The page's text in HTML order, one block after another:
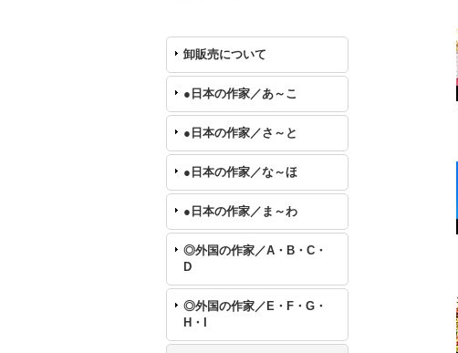
卸販売について
●日本の作家／あ～こ
●日本の作家／さ～と
●日本の作家／な～ほ
●日本の作家／ま～わ
◎外国の作家／A・B・C・
D
◎外国の作家／E・F・G・
H・I